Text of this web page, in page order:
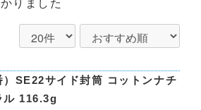
りました
）SE22サイド封筒 コットンナチ
ル 116.3g